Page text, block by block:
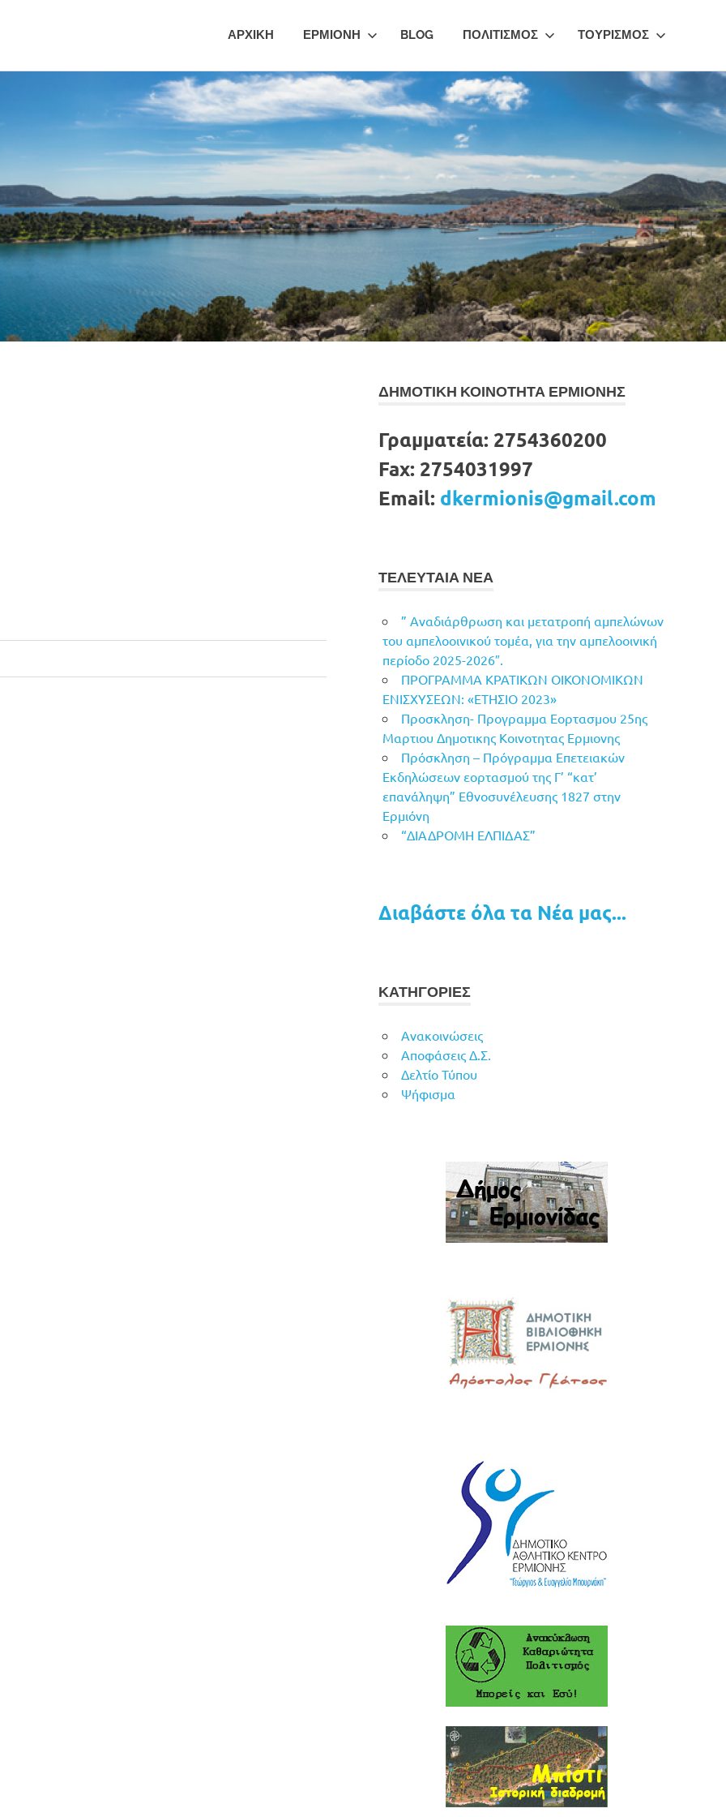
ΑΡΧΙΚΗ ΕΡΜΙΟΝΗ BLOG ΠΟΛΙΤΙΣΜΟΣ ΤΟΥΡΙΣΜΟΣ
ΔΗΜΟΤΙΚΗ ΚΟΙΝΟΤΗΤΑ ΕΡΜΙΟΝΗΣ
Γραμματεία: 2754360200
Fax: 2754031997
Email: dkermionis@gmail.com
ΤΕΛΕΥΤΑΙΑ ΝΕΑ
” Αναδιάρθρωση και μετατροπή αμπελώνων
του αμπελοοινικού τομέα, για την αμπελοοινική
περίοδο 2025-2026″.
ΠΡΟΓΡΑΜΜΑ ΚΡΑΤΙΚΩΝ ΟΙΚΟΝΟΜΙΚΩΝ
ΕΝΙΣΧΥΣΕΩΝ: «ΕΤΗΣΙΟ 2023»
Προσκληση- Προγραμμα Εορτασμου 25ης
Μαρτιου Δημοτικης Κοινοτητας Ερμιονης
Πρόσκληση – Πρόγραμμα Επετειακών
Εκδηλώσεων εορτασμού της Γ’ “κατ’
επανάληψη” Εθνοσυνέλευσης 1827 στην
Ερμιόνη
“ΔΙΑΔΡΟΜΗ ΕΛΠΙΔΑΣ”
Διαβάστε όλα τα Νέα μας...
ΚΑΤΗΓΟΡΙΕΣ
Ανακοινώσεις
Αποφάσεις Δ.Σ.
Δελτίο Τύπου
Ψήφισμα